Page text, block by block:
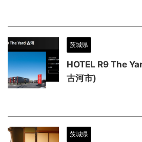
茨城県
HOTEL R9 The
古河市)
茨城県